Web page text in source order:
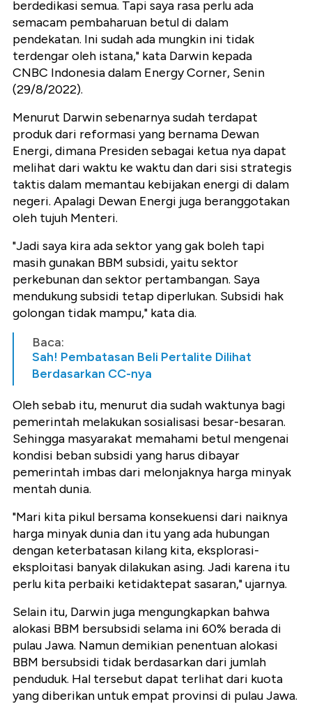
berdedikasi semua. Tapi saya rasa perlu ada
semacam pembaharuan betul di dalam
pendekatan. Ini sudah ada mungkin ini tidak
terdengar oleh istana," kata Darwin kepada
CNBC Indonesia dalam Energy Corner, Senin
(29/8/2022).
Menurut Darwin sebenarnya sudah terdapat
produk dari reformasi yang bernama Dewan
Energi, dimana Presiden sebagai ketua nya dapat
melihat dari waktu ke waktu dan dari sisi strategis
taktis dalam memantau kebijakan energi di dalam
negeri. Apalagi Dewan Energi juga beranggotakan
oleh tujuh Menteri.
"Jadi saya kira ada sektor yang gak boleh tapi
masih gunakan BBM subsidi, yaitu sektor
perkebunan dan sektor pertambangan. Saya
mendukung subsidi tetap diperlukan. Subsidi hak
golongan tidak mampu," kata dia.
Baca:
Sah! Pembatasan Beli Pertalite Dilihat
Berdasarkan CC-nya
Oleh sebab itu, menurut dia sudah waktunya bagi
pemerintah melakukan sosialisasi besar-besaran.
Sehingga masyarakat memahami betul mengenai
kondisi beban subsidi yang harus dibayar
pemerintah imbas dari melonjaknya harga minyak
mentah dunia.
"Mari kita pikul bersama konsekuensi dari naiknya
harga minyak dunia dan itu yang ada hubungan
dengan keterbatasan kilang kita, eksplorasi-
eksploitasi banyak dilakukan asing. Jadi karena itu
perlu kita perbaiki ketidaktepat sasaran," ujarnya.
Selain itu, Darwin juga mengungkapkan bahwa
alokasi BBM bersubsidi selama ini 60% berada di
pulau Jawa. Namun demikian penentuan alokasi
BBM bersubsidi tidak berdasarkan dari jumlah
penduduk. Hal tersebut dapat terlihat dari kuota
yang diberikan untuk empat provinsi di pulau Jawa.